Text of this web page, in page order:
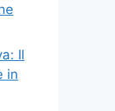
Il
in